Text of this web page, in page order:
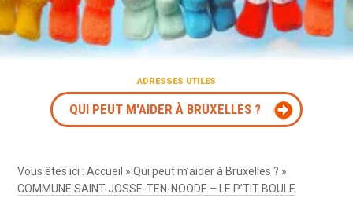
ADRESSES UTILES
QUI PEUT M'AIDER À BRUXELLES ?
Vous êtes ici :Accueil »Qui peut m’aider à Bruxelles ? »
COMMUNE SAINT-JOSSE-TEN-NOODE – LE P’TIT BOULE